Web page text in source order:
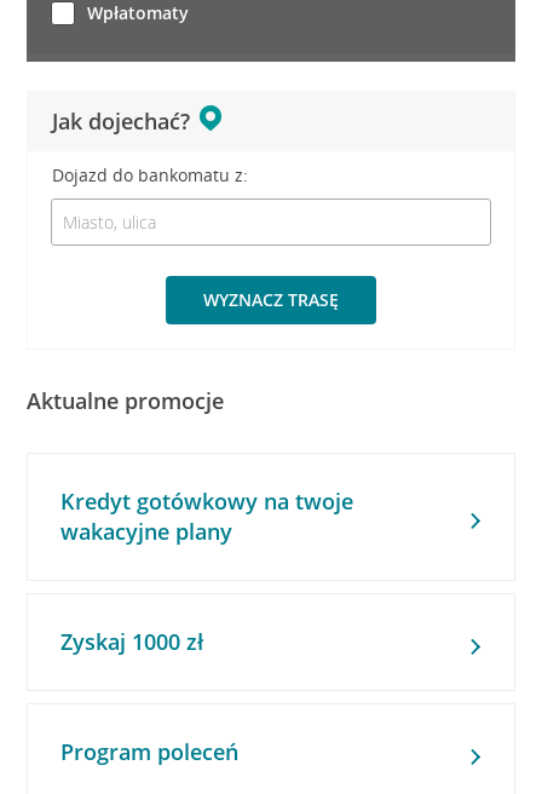
Jak dojechać?
Dojazd do bankomatu z:
WYZNACZ TRASĘ
Wpłatomaty
Aktualne promocje
Kredyt gotówkowy na twoje
wakacyjne plany
Zyskaj 1000 zł
Program poleceń